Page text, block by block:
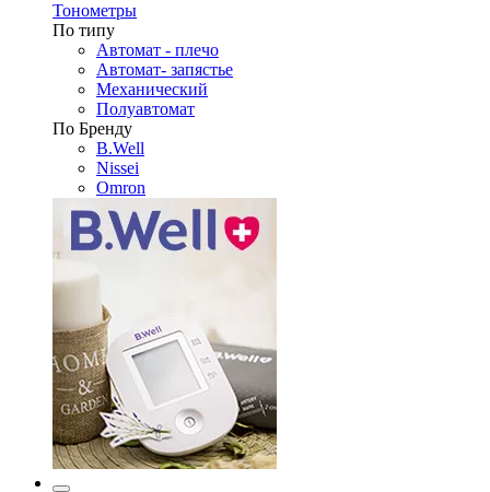
Тонометры
По типу
Автомат - плечо
Автомат- запястье
Механический
Полуавтомат
По Бренду
B.Well
Nissei
Omron